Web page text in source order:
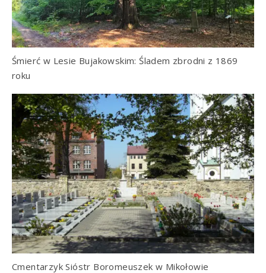
Śmierć w Lesie Bujakowskim: Śladem zbrodni z 1869
roku
Cmentarzyk Sióstr Boromeuszek w Mikołowie